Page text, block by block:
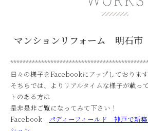
マンションリフォーム 明
日々の様子をFacebookにアップしております
そちらでは、よりリアルタイムな様子が載っ
トのある方は
是非是非ご覧になってみて下さい！
Facebook パディーフィールド 神戸で新